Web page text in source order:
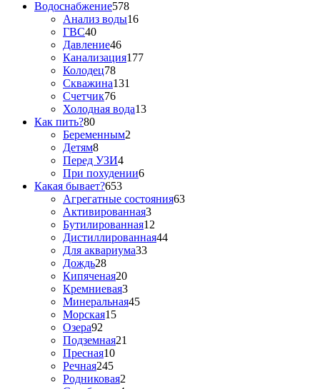
Водоснабжение578
Анализ воды16
ГВС40
Давление46
Канализация177
Колодец78
Скважина131
Счетчик76
Холодная вода13
Как пить?80
Беременным2
Детям8
Перед УЗИ4
При похудении6
Какая бывает?653
Агрегатные состояния63
Активированная3
Бутилированная12
Дистиллированная44
Для аквариума33
Дождь28
Кипяченая20
Кремниевая3
Минеральная45
Морская15
Озера92
Подземная21
Пресная10
Речная245
Родниковая2